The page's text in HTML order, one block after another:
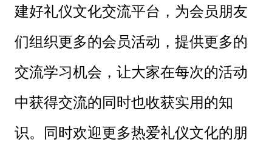
建好礼仪文化交流平台，为会员朋友
们组织更多的会员活动，提供更多的
交流学习机会，让大家在每次的活动
中获得交流的同时也收获实用的知
识。同时欢迎更多热爱礼仪文化的朋